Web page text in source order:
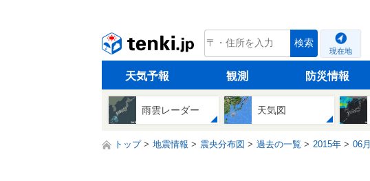
tenki.jp 検索
現在地
天気予報 観測 防災情報
雨雲レーダー 天気図
トップ 地震情報 震央分布図 過去の一覧 2015年 06月